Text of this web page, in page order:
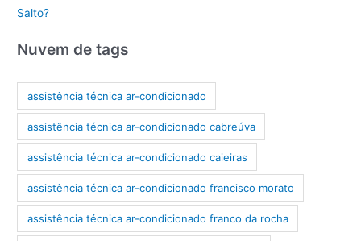
Salto?
Nuvem de tags
assistência técnica ar-condicionado
assistência técnica ar-condicionado cabreúva
assistência técnica ar-condicionado caieiras
assistência técnica ar-condicionado francisco morato
assistência técnica ar-condicionado franco da rocha